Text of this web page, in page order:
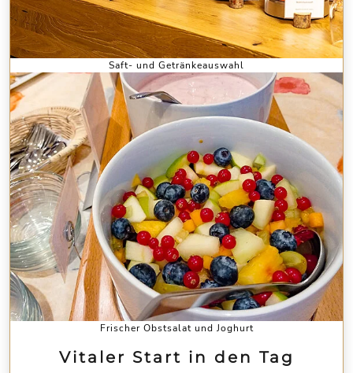
Saft- und Getränkeauswahl
Frischer Obstsalat und Joghurt
Vitaler Start in den Tag